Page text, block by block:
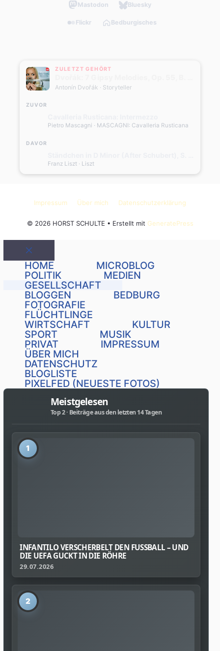
Mastodon Bluesky
Flickr Bedburgisches
ZULETZT GEHÖRT
Antonín Dvořák · Storyteller
ZUVOR
Pietro Mascagni · MASCAGNI: Cavalleria Rusticana
DAVOR
Franz Liszt · Liszt
Impressum Über mich Datenschutzerklärung
© 2026 HORST SCHULTE • Erstellt mit GeneratePress
Schließen
HOME
MICROBLOG
POLITIK
MEDIEN
GESELLSCHAFT
BLOGGEN
BEDBURG
FOTOGRAFIE
FLÜCHTLINGE
WIRTSCHAFT
KULTUR
SPORT
MUSIK
PRIVAT
IMPRESSUM
ÜBER MICH
DATENSCHUTZ
BLOGLISTE
PIXELFED (NEUESTE FOTOS)
Meistgelesen
Top 2 · Beiträge aus den letzten 14 Tagen
1
INFANTILO VERSCHERBELT DEN FUSSBALL – UND D
IE UEFA GUCKT IN DIE RÖHRE
29.07.2026
2